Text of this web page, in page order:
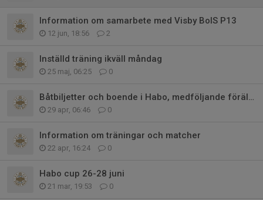
Information om samarbete med Visby BoIS P13
12 jun, 18:56 2
Inställd träning ikväll måndag
25 maj, 06:25 0
Båtbiljetter och boende i Habo, medföljande föräldrar
29 apr, 06:46 0
Information om träningar och matcher
22 apr, 16:24 0
Habo cup 26-28 juni
21 mar, 19:53 0